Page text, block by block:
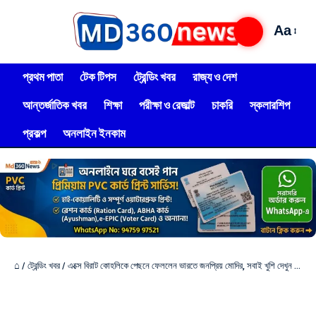
Aa
প্রথম পাতা টেক টিপস ট্রেন্ডিং খবর
রাজ্য ও দেশ
আন্তর্জাতিক খবর
শিক্ষা পরীক্ষা ও রেজাল্ট চাকরি
স্কলারশিপ
প্রকল্প
অনলাইন ইনকাম
⌂ / ট্রেন্ডিং খবর / এক্সে বিরাট কোহলিকে পেছনে ফেললেন ভারতে জনপ্রিয় মোদির, সবাই খুশি দেখুন বিস্তারিত!